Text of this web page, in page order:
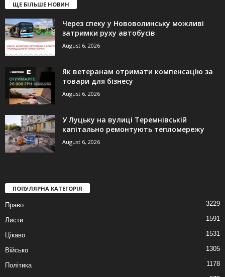
ЩЕ БІЛЬШЕ НОВИН
Через спеку у Нововолинську можливі
затримки руху автобусів
August 6, 2026
Як ветеранам отримати компенсацію за
товари для бізнесу
August 6, 2026
У Луцьку на вулиці Теремнівській
капітально ремонтують тепломережу
August 6, 2026
ПОПУЛЯРНА КАТЕГОРІЯ
Право 3229
Листи 1591
Цікаво 1531
Військо 1305
Політика 1178